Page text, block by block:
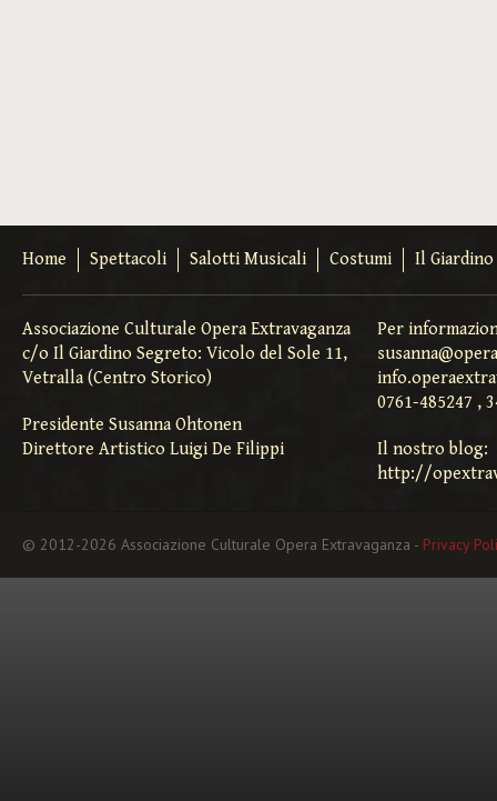
Home Spettacoli Salotti Musicali Costumi Il
Associazione Culturale Opera Extravaganza
c/o Il Giardino Segreto: Vicolo del Sole 11,
Vetralla (Centro Storico)
Presidente Susanna Ohtonen
Direttore Artistico Luigi De Filippi
Per
0761-485247 ,
Il nostro blog:
http://
© 2012-2026 Associazione Culturale Opera Extravaganza - Privacy